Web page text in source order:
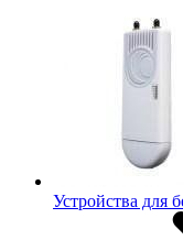
Устройства для